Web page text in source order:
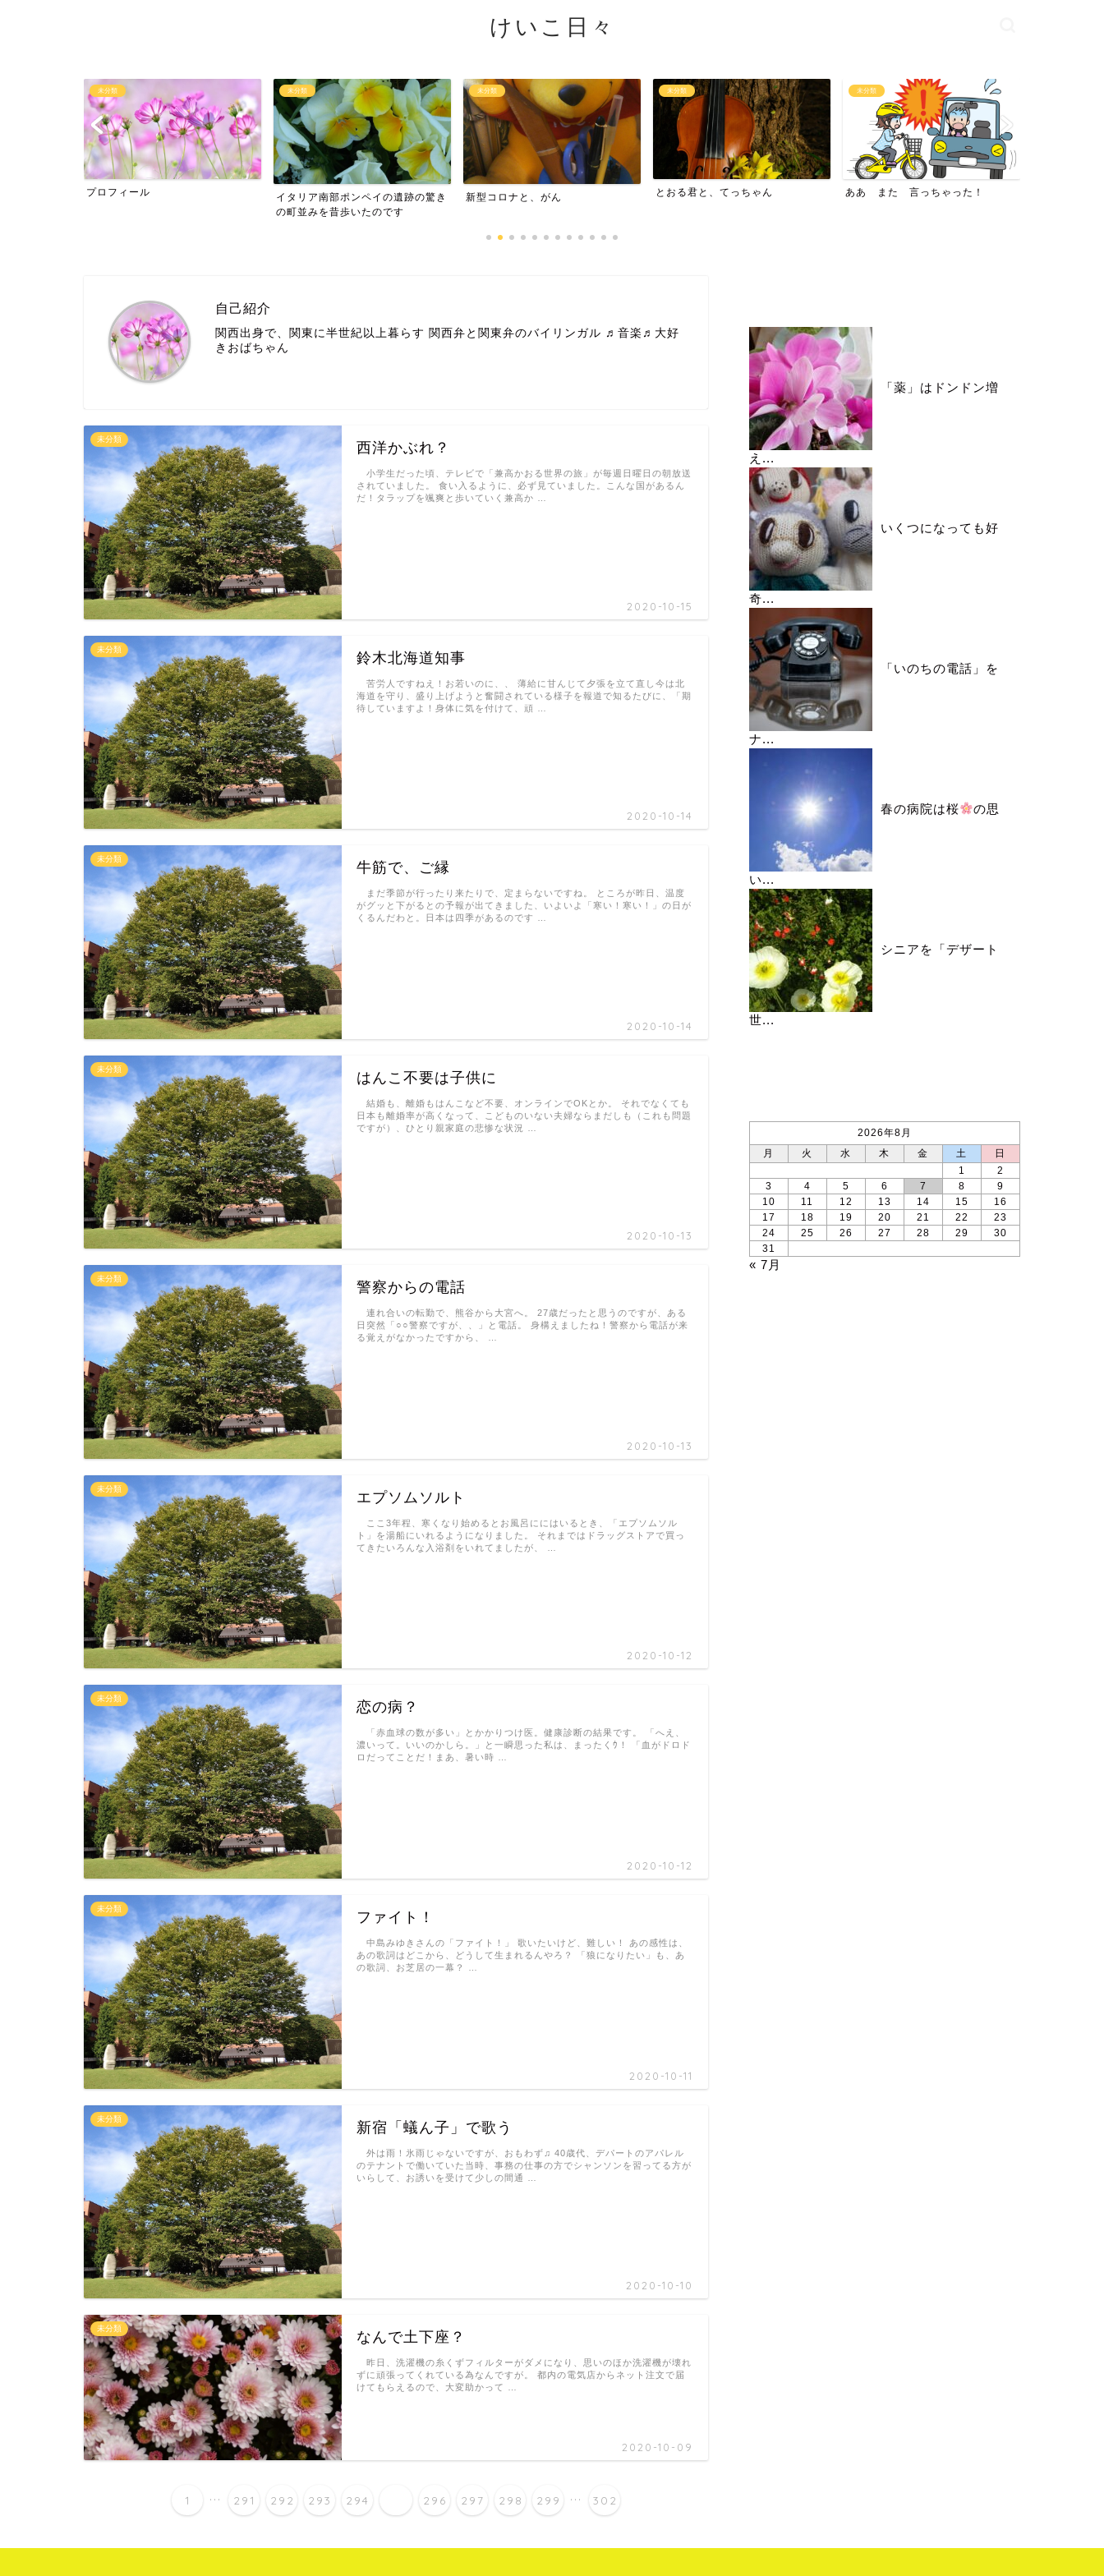
けいこ日々
未分類
イタリア南部ポンペイの遺跡の驚き
未分類
新型コロナと、がん
未分類
とおる君と、てっちゃん
未分類
ああ また 言っちゃった！
未分類
シンプル
自己紹介
関西出身で、関東に半世紀以上暮らす 関西弁と関東弁のバイリンガル ♬音楽♬大好
きおばちゃん
未分類
西洋かぶれ？
2020-10-15
小学生だった頃、テレビで「兼高かおる世界の旅」が毎週日曜日の朝放送
されていました。 食い入るように、必ず見ていました。こんな国があるん
だ！タラップを颯爽と歩いていく兼高か …
未分類
鈴木北海道知事
2020-10-14
苦労人ですねえ！お若いのに、、 薄給に甘んじて夕張を立て直し今は北
海道を守り、盛り上げようと奮闘されている様子を報道で知るたびに、「期
待していますよ！身体に気を付けて、頑 …
未分類
牛筋で、ご縁
2020-10-14
まだ季節が行ったり来たりで、定まらないですね。 ところが昨日、温度
がグッと下がるとの予報が出てきました、いよいよ「寒い！寒い！」の日が
くるんだわと。日本は四季があるのです …
未分類
はんこ不要は子供に
2020-10-13
結婚も、離婚もはんこなど不要、オンラインでOKとか。 それでなくても
日本も離婚率が高くなって、こどものいない夫婦ならまだしも（これも問題
ですが）、ひとり親家庭の悲惨な状況 …
未分類
警察からの電話
2020-10-13
連れ合いの転勤で、熊谷から大宮へ。 27歳だったと思うのですが、ある
日突然「○○警察ですが、、」と電話。 身構えましたね！警察から電話が来
る覚えがなかったですから、 …
未分類
エプソムソルト
2020-10-12
ここ3年程、寒くなり始めるとお風呂ににはいるとき、「エプソムソル
ト」を湯船にいれるようになりました。 それまではドラッグストアで買っ
てきたいろんな入浴剤をいれてましたが、 …
未分類
恋の病？
2020-10-12
「赤血球の数が多い」とかかりつけ医。健康診断の結果です。 「へえ、
濃いって。いいのかしら。」と一瞬思った私は、まったくｳ！ 「血がドロド
ロだってことだ！まあ、暑い時 …
未分類
ファイト！
2020-10-11
中島みゆきさんの「ファイト！」 歌いたいけど、難しい！ あの感性は、
あの歌詞はどこから、どうして生まれるんやろ？ 「狼になりたい」も、あ
の歌詞、お芝居の一幕？ …
未分類
新宿「蟻ん子」で歌う
2020-10-10
外は雨！氷雨じゃないですが、おもわず♫ 40歳代、デパートのアパレル
のテナントで働いていた当時、事務の仕事の方でシャンソンを習ってる方が
いらして、お誘いを受けて少しの間通 …
未分類
なんで土下座？
2020-10-09
昨日、洗濯機の糸くずフィルターがダメになり、思いのほか洗濯機が壊れ
ずに頑張ってくれている為なんですが。 都内の電気店からネット注文で届
けてもらえるので、大変助かって …
1 ... 291 292 293 294 296 297 298 299 ... 302
「薬」はドンドン増
え...
いくつになっても好
奇...
「いのちの電話」を
ナ...
春の病院は桜 の思
い...
シニアを「デザート
世...
2026年8月
月
火 水 木 金 土
日
1
2
3
4 5 6 7 8
9
10
11 12 13 14 15
16
17
18 19 20 21 22
23
24
25 26 27 28 29
30
31
« 7月